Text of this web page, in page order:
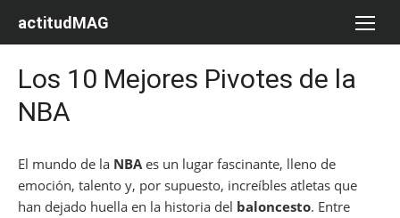
actitudMAG
Los 10 Mejores Pivotes de la
NBA
El mundo de la NBAes un lugar fascinante, lleno de
emoción, talento y, por supuesto, increíbles atletas que
han dejado huella en la historia del baloncesto. Entre